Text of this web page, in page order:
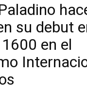
su debut
en el